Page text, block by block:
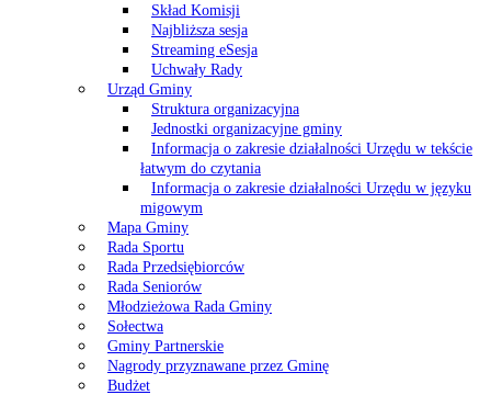
Skład Komisji
Najbliższa sesja
Streaming eSesja
Uchwały Rady
Urząd Gminy
Struktura organizacyjna
Jednostki organizacyjne gminy
Informacja o zakresie działalności Urzędu w tekście
łatwym do czytania
Informacja o zakresie działalności Urzędu w języku
migowym
Mapa Gminy
Rada Sportu
Rada Przedsiębiorców
Rada Seniorów
Młodzieżowa Rada Gminy
Sołectwa
Gminy Partnerskie
Nagrody przyznawane przez Gminę
Budżet